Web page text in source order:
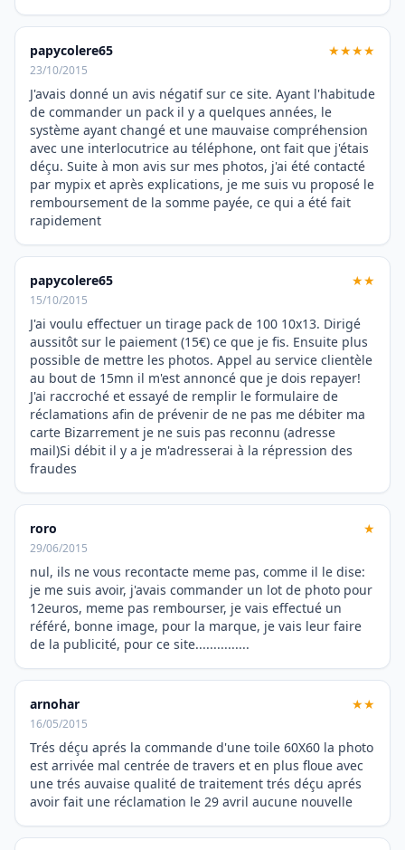
papycolere65 ★★★★
23/10/2015
J'avais donné un avis négatif sur ce site. Ayant l'habitude
de commander un pack il y a quelques années, le
système ayant changé et une mauvaise compréhension
avec une interlocutrice au téléphone, ont fait que j'étais
déçu. Suite à mon avis sur mes photos, j'ai été contacté
par mypix et après explications, je me suis vu proposé le
remboursement de la somme payée, ce qui a été fait
rapidement
papycolere65 ★★
15/10/2015
J'ai voulu effectuer un tirage pack de 100 10x13. Dirigé
aussitôt sur le paiement (15€) ce que je fis. Ensuite plus
possible de mettre les photos. Appel au service clientèle
au bout de 15mn il m'est annoncé que je dois repayer!
J'ai raccroché et essayé de remplir le formulaire de
réclamations afin de prévenir de ne pas me débiter ma
carte Bizarrement je ne suis pas reconnu (adresse
mail)Si débit il y a je m'adresserai à la répression des
fraudes
roro ★
29/06/2015
nul, ils ne vous recontacte meme pas, comme il le dise:
je me suis avoir, j'avais commander un lot de photo pour
12euros, meme pas rembourser, je vais effectué un
référé, bonne image, pour la marque, je vais leur faire
de la publicité, pour ce site...............
arnohar ★★
16/05/2015
Trés déçu aprés la commande d'une toile 60X60 la photo
est arrivée mal centrée de travers et en plus floue avec
une trés auvaise qualité de traitement trés déçu aprés
avoir fait une réclamation le 29 avril aucune nouvelle